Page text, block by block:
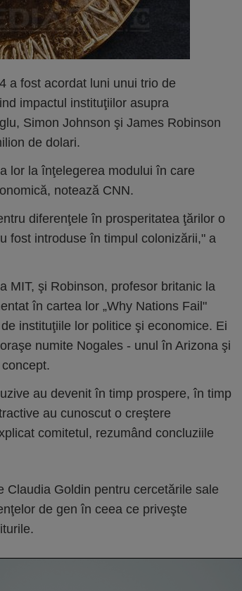
a fost acordat luni unui trio de
impactul instituţiilor asupra
Simon Johnson şi James Robinson
de dolari.
lor la înţelegerea modului în care
notează CNN.
diferenţele în prosperitatea ţărilor o
fost introduse în timpul colonizării," a
MIT, şi Robinson, profesor britanic la
în cartea lor „Why Nations Fail"
instituţiile lor politice şi economice. Ei
numite Nogales - unul în Arizona şi
au devenit în timp prospere, în timp
au cunoscut o creştere
comitetul, rezumând concluziile
Claudia Goldin pentru cercetările sale
de gen în ceea ce priveşte